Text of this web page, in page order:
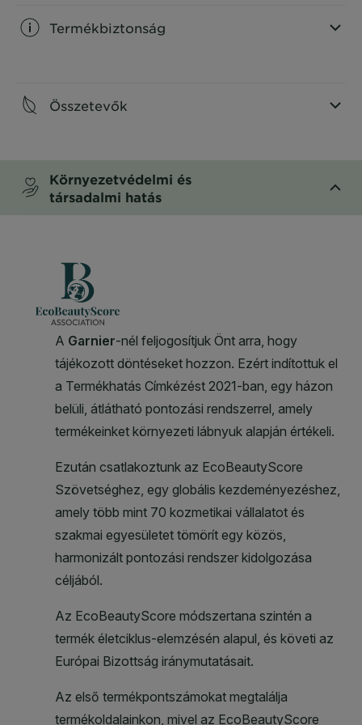
Termékbiztonság
Összetevők
Környezetvédelmi és
társadalmi hatás